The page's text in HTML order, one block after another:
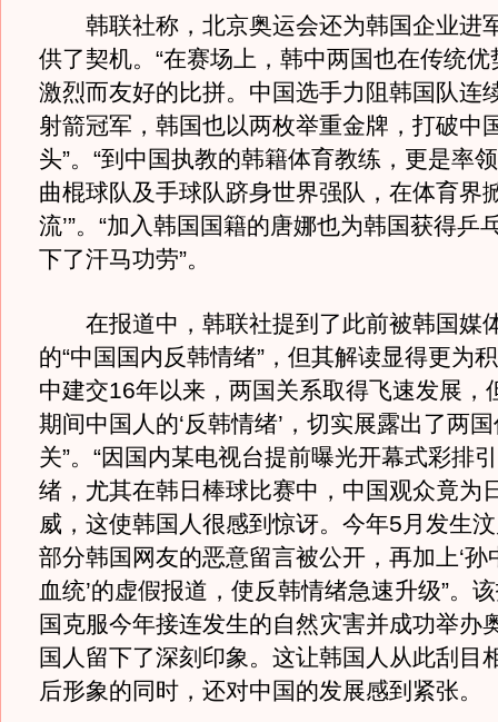
韩联社称，北京奥运会还为韩国企业进
供了契机。“在赛场上，韩中两国也在传统
激烈而友好的比拼。中国选手力阻韩国队连
射箭冠军，韩国也以两枚举重金牌，打破中
头”。“到中国执教的韩籍体育教练，更是率
曲棍球队及手球队跻身世界强队，在体育界
流’”。“加入韩国国籍的唐娜也为韩国获得乒
下了汗马功劳”。
在报道中，韩联社提到了此前被韩国媒
的“中国国内反韩情绪”，但其解读显得更为
中建交16年以来，两国关系取得飞速发展，
期间中国人的‘反韩情绪’，切实展露出了两
关”。“因国内某电视台提前曝光开幕式彩排
绪，尤其在韩日棒球比赛中，中国观众竟为
威，这使韩国人很感到惊讶。今年5月发生
部分韩国网友的恶意留言被公开，再加上‘孙
血统’的虚假报道，使反韩情绪急速升级”。
国克服今年接连发生的自然灾害并成功举办
国人留下了深刻印象。这让韩国人从此刮目
后形象的同时，还对中国的发展感到紧张。